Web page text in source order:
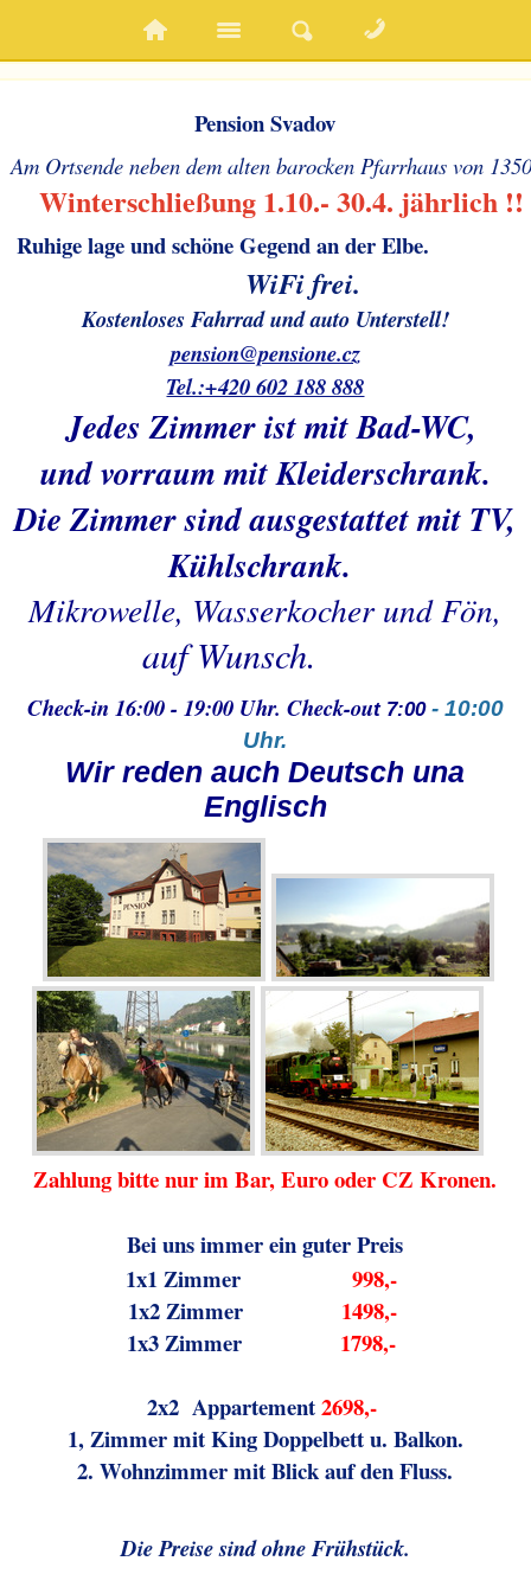
Pension Svadov
Am Ortsende neben dem alten barocken Pfarrhaus von 1350
    W
interschließung 1.10.- 30.4. jährlich !!
Ruhige lage und schöne Gegend an der Elbe.
WiFi frei.
Kostenloses Fahrrad und auto Unterstell!
pension@pensione.cz
Tel.:+420 602 188 888
Jedes Zimmer ist mit Bad-WC,
und vorraum mit Kleiderschrank.
Die Zimmer sind ausgestattet mit TV,
Kühlschrank.
Mikrowelle, Wasserkocher und Fön,
auf Wunsch.
Check-in 16:00 - 19:00 Uhr. Check-out 7:00- 10:00
Uhr.
Wir reden auch Deutsch una
Englisch
Zahlung bitte nur im Bar, Euro oder CZ Kronen.
Bei uns immer ein guter Preis
1x1Zimmer
998,-
1x2Zimmer
1498,-
1x3Zimmer 1798,-
2x2 Appartement2698,-
1, Zimmer mit King Doppelbett u. Balkon.
2. Wohnzimmer mit Blick auf den Fluss.
Die Preise sind ohne Frühstück.